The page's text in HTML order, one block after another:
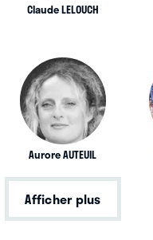
Claude LELOUCH
Aurore AUTEUIL
Afficher plus